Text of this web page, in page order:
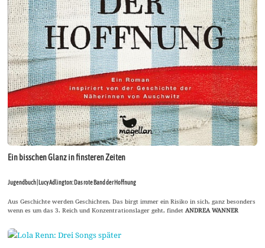
Ein bisschen Glanz in finsteren Zeiten
Jugendbuch | Lucy Adlington: Das rote Band der Hoffnung
Aus Geschichte werden Geschichten. Das birgt immer ein Risiko in sich, ganz besonders
wenn es um das 3. Reich und Konzentrationslager geht, findetANDREA WANNER